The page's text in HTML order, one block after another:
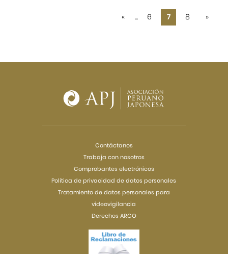
« ... 6 7 8 »
Contáctanos
Trabaja con nosotros
Comprobantes electrónicos
Política de privacidad de datos personales
Tratamiento de datos personales para
videovigilancia
Derechos ARCO